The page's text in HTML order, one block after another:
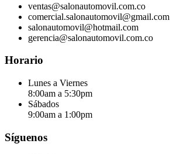
ventas@salonautomovil.com.co
comercial.salonautomovil@gmail.com
salonautomovil@hotmail.com
gerencia@salonautomovil.com.co
Horario
Lunes a Viernes
8:00am a 5:30pm
Sábados
9:00am a 1:00pm
Síguenos